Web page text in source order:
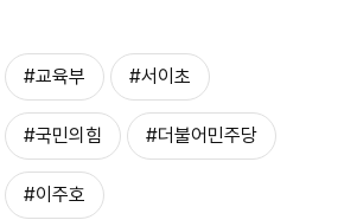
#교육부 #서이초
#국민의힘 #더불어민주당
#이주호